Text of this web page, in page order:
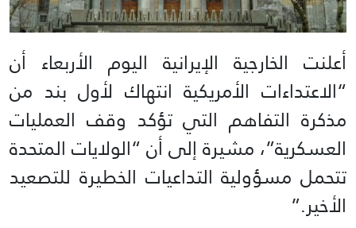
أعلنت الخارجية الإيرانية اليوم الأربعاء أن
“الاعتداءات الأمريكية انتهاك لأول بند من
مذكرة التفاهم التي تؤكد وقف العمليات
العسكرية”، مشيرة إلى أن “الولايات المتحدة
تتحمل مسؤولية التداعيات الخطيرة للتصعيد
الأخير.”